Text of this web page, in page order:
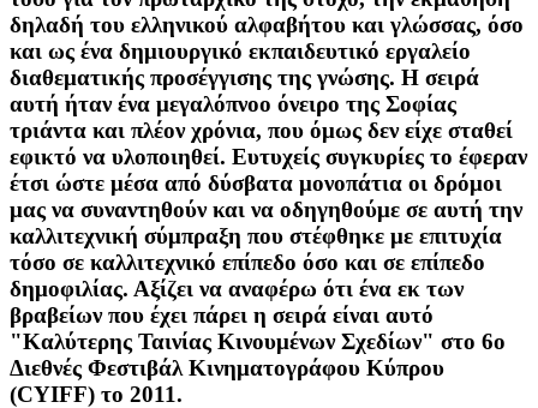
δηλαδή του ελληνικού αλφαβήτου και γλώσσας, όσο
και ως ένα δημιουργικό εκπαιδευτικό εργαλείο
διαθεματικής προσέγγισης της γνώσης. Η σειρά
αυτή ήταν ένα μεγαλόπνοο όνειρο της Σοφίας
τριάντα και πλέον χρόνια, που όμως δεν είχε σταθεί
εφικτό να υλοποιηθεί. Ευτυχείς συγκυρίες το έφεραν
έτσι ώστε μέσα από δύσβατα μονοπάτια οι δρόμοι
μας να συναντηθούν και να οδηγηθούμε σε αυτή την
καλλιτεχνική σύμπραξη που στέφθηκε με επιτυχία
τόσο σε καλλιτεχνικό επίπεδο όσο και σε επίπεδο
δημοφιλίας. Αξίζει να αναφέρω ότι ένα εκ των
βραβείων που έχει πάρει η σειρά είναι αυτό
"Καλύτερης Ταινίας Κινουμένων Σχεδίων" στο 6o
Διεθνές Φεστιβάλ Κινηματογράφου Κύπρου
(CYIFF) το 2011.